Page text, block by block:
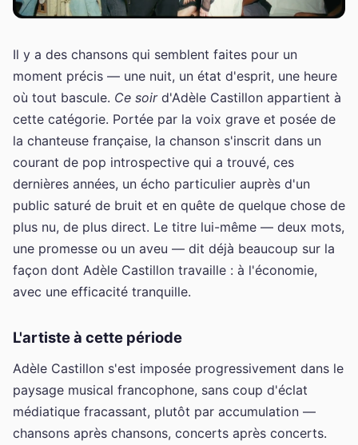
Il y a des chansons qui semblent faites pour un
moment précis — une nuit, un état d'esprit, une heure
où tout bascule. Ce soird'Adèle Castillon appartient à
cette catégorie. Portée par la voix grave et posée de
la chanteuse française, la chanson s'inscrit dans un
courant de pop introspective qui a trouvé, ces
dernières années, un écho particulier auprès d'un
public saturé de bruit et en quête de quelque chose de
plus nu, de plus direct. Le titre lui-même — deux mots,
une promesse ou un aveu — dit déjà beaucoup sur la
façon dont Adèle Castillon travaille : à l'économie,
avec une efficacité tranquille.
L'artiste à cette période
Adèle Castillon s'est imposée progressivement dans le
paysage musical francophone, sans coup d'éclat
médiatique fracassant, plutôt par accumulation —
chansons après chansons, concerts après concerts.